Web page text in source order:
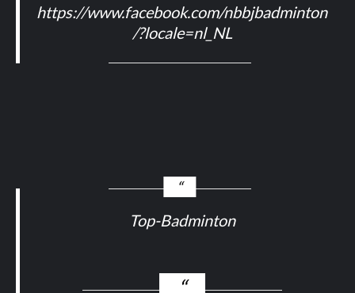
https://www.facebook.com/nbbjbadminton
/?locale=nl_NL
Top-Badminton